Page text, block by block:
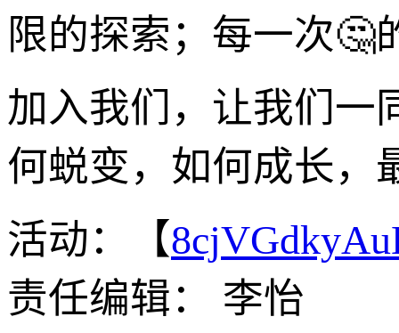
限的探索；每一次🤔
加入我们，让我们一
何蜕变，如何成长，
活动：【
责任编辑： 李怡